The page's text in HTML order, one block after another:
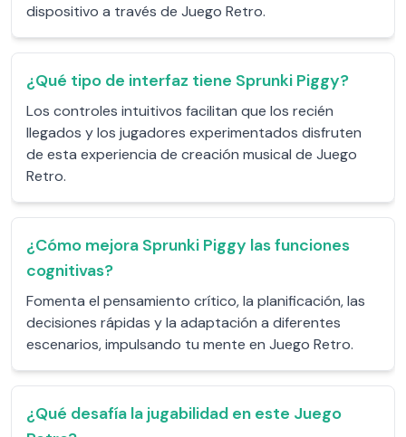
dispositivo a través de Juego Retro.
¿Qué tipo de interfaz tiene Sprunki Piggy?
Los controles intuitivos facilitan que los recién
llegados y los jugadores experimentados disfruten
de esta experiencia de creación musical de Juego
Retro.
¿Cómo mejora Sprunki Piggy las funciones
cognitivas?
Fomenta el pensamiento crítico, la planificación, las
decisiones rápidas y la adaptación a diferentes
escenarios, impulsando tu mente en Juego Retro.
¿Qué desafía la jugabilidad en este Juego